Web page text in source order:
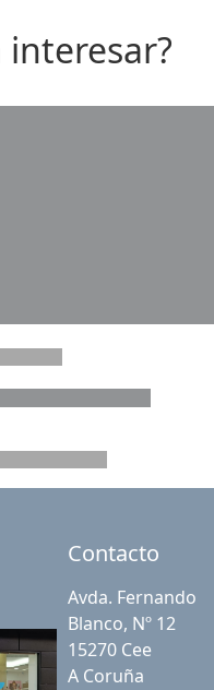
interesar?
Contacto
Avda. Fernando
Blanco, Nº 12
15270 Cee
A Coruña